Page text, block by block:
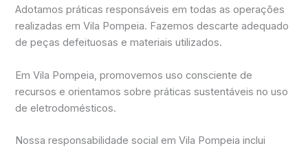
Adotamos práticas responsáveis em todas as operações
realizadas em Vila Pompeia. Fazemos descarte adequado
de peças defeituosas e materiais utilizados.
Em Vila Pompeia, promovemos uso consciente de
recursos e orientamos sobre práticas sustentáveis no uso
de eletrodomésticos.
Nossa responsabilidade social em Vila Pompeia inclui